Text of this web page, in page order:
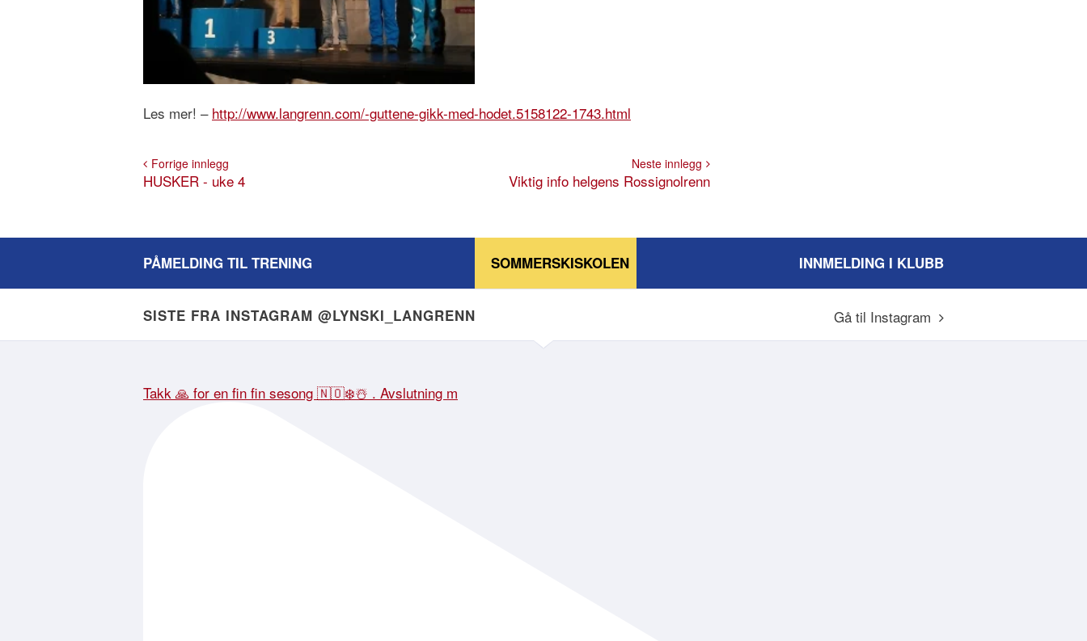
Les mer! – http://www.langrenn.com/-guttene-gikk-med-hodet.5158122-1743.html
Forrige innlegg
HUSKER - uke 4
Neste innlegg
Viktig info helgens Rossignolrenn
PÅMELDING TIL TRENING INNMELDING I KLUBB
SOMMERSKISKOLEN
SISTE FRA INSTAGRAM @LYNSKI_LANGRENN Gå til Instagram
Takk 🙏 for en fin fin sesong 🇳🇴❄️☃️ . Avslutning m